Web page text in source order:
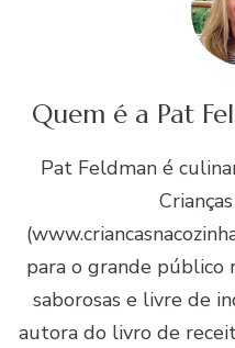
Quem é a Pat
Pat Feldman é
para o grande público
saborosas e livre de
autora do livro de